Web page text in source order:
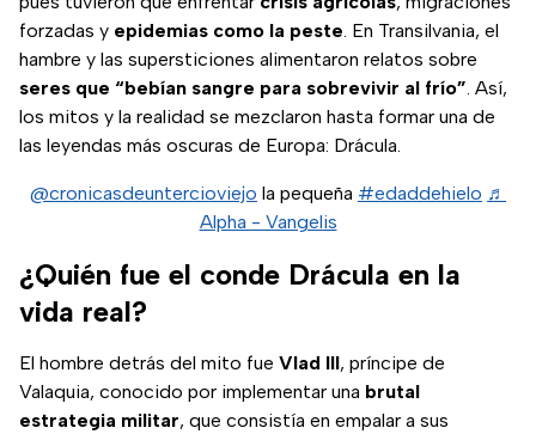
forzadas y epidemias como la peste. En Transilvania, el
hambre y las supersticiones alimentaron relatos sobre
seres que “bebían sangre para sobrevivir al frío”. Así,
los mitos y la realidad se mezclaron hasta formar una de
las leyendas más oscuras de Europa: Drácula.
@cronicasdeuntercioviejo la pequeña #edaddehielo ♬
Alpha - Vangelis
¿Quién fue el conde Drácula en la
vida real?
El hombre detrás del mito fue Vlad III, príncipe de
Valaquia, conocido por implementar una brutal
estrategia militar, que consistía en empalar a sus